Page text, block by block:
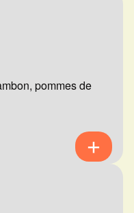
pommes de